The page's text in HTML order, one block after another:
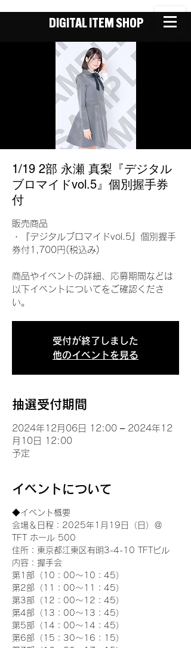
DIGITAL ITEM SHOP
1/19 2部 永瀬 真梨『デジタル
ブロマイドvol.5』個別握手券
付
販売商品
・『デジタルブロマイドvol.5』個別握手
券付1,700円(税込み)
商品やイベントの詳細、応募期間などは
以下イベントについてをご確認くださ
い。
受付が終了しました
他のイベントを見る
抽選受付期間
2024年12月06日 12:00 – 2024年12
月10日 12:00
予定
イベントについて
◆イベント概要
会場＆日程：2025年1月19日（日）＠
TFT ホール 500
住所：東京都江東区有明3-4-10 TFTビル
内容：握手会
第1部（10：00～10：45）
第2部（11：00～11：45）
第3部（12：00～12：45）
第4部（13：00～13：45）
第5部（14：00～14：45）
第6部（15：30～16：15）